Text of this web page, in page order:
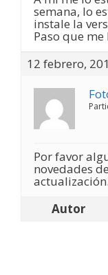
semana, lo
instale la
Paso que
12 febrero,
Por favor
novedades
Autor